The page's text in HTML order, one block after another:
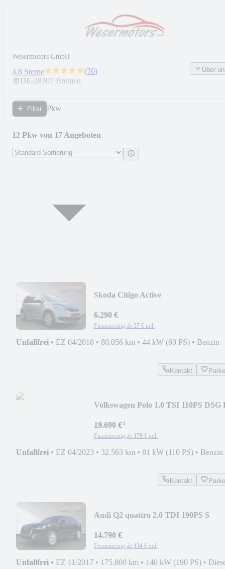
Wesermotors GmbH
4.8 Sterne (70)
DE-28307 Bremen
Über
Filter Pkw
12 Pkw von 17 Angeboten
Skoda Citigo Active
6.290 €
Finanzierung ab 57 € mtl.
Unfallfrei • EZ 04/2018 • 80.056 km • 44 kW (60 PS) • Benzin
Kontakt
Volkswagen Polo 1.0 TSI 110PS DSG
19.690 €¹
Finanzierung ab 179 € mtl.
Unfallfrei • EZ 04/2023 • 32.563 km • 81 kW (110 PS) • Benzin
Kontakt
Audi Q2 quattro 2.0 TDI 190PS S
14.790 €
Finanzierung ab 134 € mtl.
Unfallfrei • EZ 11/2017 • 175.800 km • 140 kW (190 PS) •